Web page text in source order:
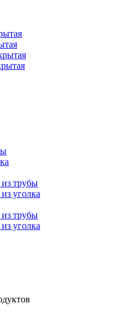
трубы
уголка
трубы
уголка